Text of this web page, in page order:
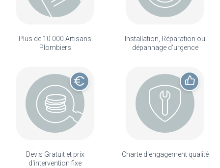
Plus de 10 000 Artisans
Plombiers
Installation, Réparation ou
dépannage d'urgence
Devis Gratuit et prix
d'intervention fixe
Charte d'engagement qualité